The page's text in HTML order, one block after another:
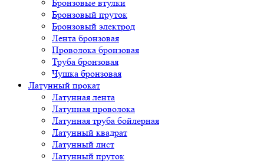
Бронзовые втулки
Бронзовый пруток
Бронзовый электрод
Лента бронзовая
Проволока бронзовая
Труба бронзовая
Чушка бронзовая
Латунный прокат
Латунная лента
Латунная проволока
Латунная труба бойлерная
Латунный квадрат
Латунный лист
Латунный пруток